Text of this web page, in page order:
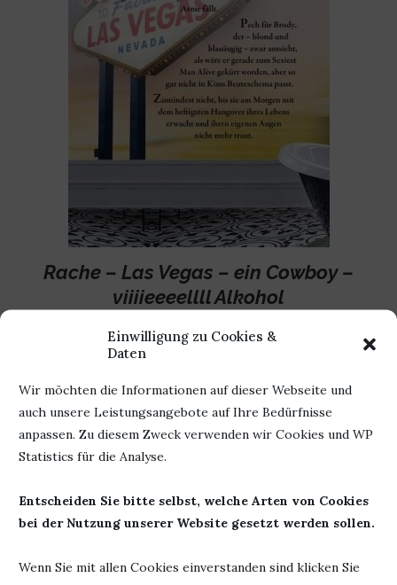
Einwilligung zu Cookies &
Daten
Wir möchten die Informationen auf dieser Webseite und
auch unsere Leistungsangebote auf Ihre Bedürfnisse
anpassen. Zu diesem Zweck verwenden wir Cookies und WP
Statistics für die Analyse.
Entscheiden Sie bitte selbst, welche Arten von Cookies
bei der Nutzung unserer Website gesetzt werden sollen.
Wenn Sie mit allen Cookies einverstanden sind klicken Sie
Rache – Las Vegas – ein Cowboy –
viiiieeeellll Alkohol
Was denkt Ihr? Was erwartet uns in Vegas? Was macht
eigentlich ein Cowboy in Vegas? Und bleibt er in Vegas? Was
Und, was viel wichtiger ist, wann soll ich das Buch lesen?
Brauche ich Schlaf? Geht es ganz ohne?